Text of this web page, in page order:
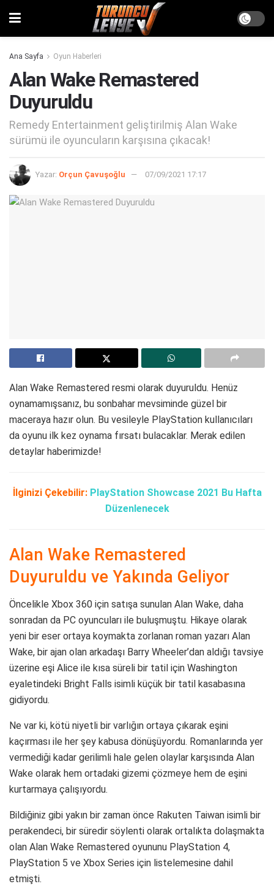
Ana Sayfa Oyun Haberleri
Alan Wake Remastered
Duyuruldu
Remedy Entertainment geliştirilmiş Alan Wake
sürümü ile oyuncuların karşısına çıkacak!
Yazar: Orçun Çavuşoğlu 07/09/2021 17:17
Alan Wake Remastered resmi olarak duyuruldu. Henüz
oynamamışsanız, bu sonbahar mevsiminde güzel bir
maceraya hazır olun. Bu vesileyle PlayStation kullanıcıları
da oyunu ilk kez oynama fırsatı bulacaklar. Merak edilen
detaylar haberimizde!
İlginizi Çekebilir: PlayStation Showcase 2021 Bu Hafta
Düzenlenecek
Alan Wake Remastered
Duyuruldu ve Yakında Geliyor
Öncelikle Xbox 360 için satışa sunulan Alan Wake, daha
sonradan da PC oyuncuları ile buluşmuştu. Hikaye olarak
yeni bir eser ortaya koymakta zorlanan roman yazarı Alan
Wake, bir ajan olan arkadaşı Barry Wheeler’dan aldığı tavsiye
üzerine eşi Alice ile kısa süreli bir tatil için Washington
eyaletindeki Bright Falls isimli küçük bir tatil kasabasına
gidiyordu.
Ne var ki, kötü niyetli bir varlığın ortaya çıkarak eşini
kaçırması ile her şey kabusa dönüşüyordu. Romanlarında yer
vermediği kadar gerilimli hale gelen olaylar karşısında Alan
Wake olarak hem ortadaki gizemi çözmeye hem de eşini
kurtarmaya çalışıyordu.
Bildiğiniz gibi yakın bir zaman önce Rakuten Taiwan isimli bir
perakendeci, bir süredir söylenti olarak ortalıkta dolaşmakta
olan Alan Wake Remastered oyununu PlayStation 4,
PlayStation 5 ve Xbox Series için listelemesine dahil
etmişti.